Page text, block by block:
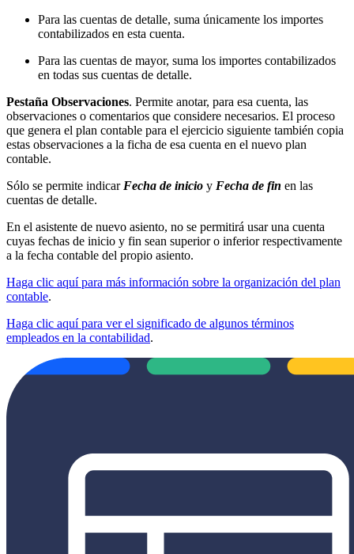
Para las cuentas de detalle, suma únicamente los importes
contabilizados en esta cuenta.
Para las cuentas de mayor, suma los importes contabilizados
en todas sus cuentas de detalle.
Pestaña Observaciones. Permite anotar, para esa cuenta, las
observaciones o comentarios que considere necesarios. El proceso
que genera el plan contable para el ejercicio siguiente también copia
estas observaciones a la ficha de esa cuenta en el nuevo plan
contable.
Sólo se permite indicar Fecha de inicio y Fecha de fin en las
cuentas de detalle.
En el asistente de nuevo asiento, no se permitirá usar una cuenta
cuyas fechas de inicio y fin sean superior o inferior respectivamente
a la fecha contable del propio asiento.
Haga clic aquí para más información sobre la organización del plan
contable.
Haga clic aquí para ver el significado de algunos términos
empleados en la contabilidad.